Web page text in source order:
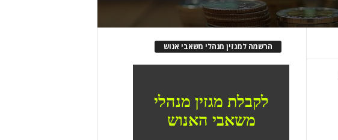
הרשמה למגזין מנהלי משאבי אנוש